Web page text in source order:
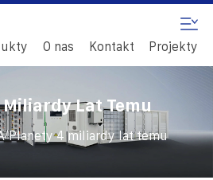
O nas Kontakt Projekty
Lat Temu
/Planety 4 miliardy lat temu